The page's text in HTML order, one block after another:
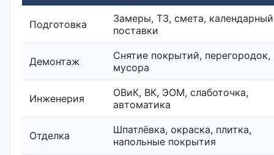
Подготовка
Замеры, ТЗ, смета,
поставки
Демонтаж
Снятие покрытий, перегородок,
мусора
Инженерия
ОВиК, ВК, ЭОМ, слаботочка,
автоматика
Отделка
Шпатлёвка, окраска, плитка,
напольные покрытия